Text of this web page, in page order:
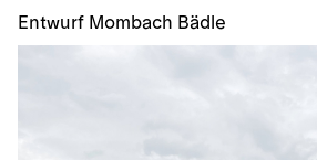
Entwurf Mombach Bädle